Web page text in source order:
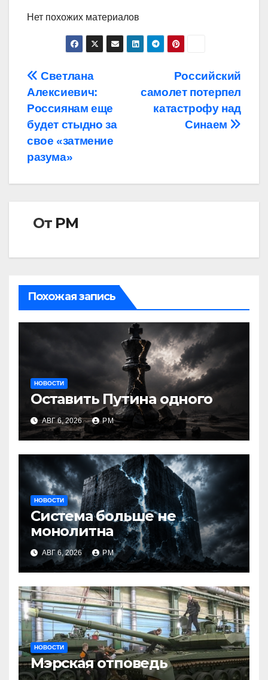
Нет похожих материалов
Навигация
по
записям
Российский
самолет потерпел
катастрофу над
Синаем
Светлана
Алексиевич:
Россиянам еще
будет стыдно за
свое «затмение
разума»
От РМ
Похожая запись
НОВОСТИ
Оставить Путина одного
АВГ 6, 2026 РМ
НОВОСТИ
Система больше не
монолитна
АВГ 6, 2026 РМ
НОВОСТИ
Мэрская отповедь